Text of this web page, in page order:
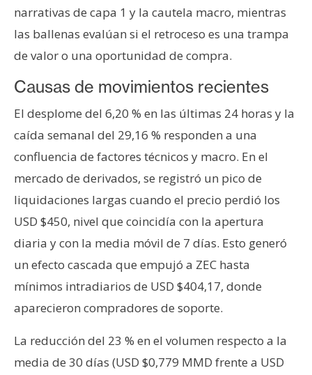
u
b
l
c
a
d
narrativas de capa 1 y la cautela macro, mientras
las ballenas evalúan si el retroceso es una trampa
de valor o una oportunidad de compra.
Causas de movimientos recientes
El desplome del 6,20 % en las últimas 24 horas y la
caída semanal del 29,16 % responden a una
confluencia de factores técnicos y macro. En el
mercado de derivados, se registró un pico de
liquidaciones largas cuando el precio perdió los
USD $450, nivel que coincidía con la apertura
diaria y con la media móvil de 7 días. Esto generó
un efecto cascada que empujó a ZEC hasta
mínimos intradiarios de USD $404,17, donde
aparecieron compradores de soporte.
La reducción del 23 % en el volumen respecto a la
media de 30 días (USD $0,779 MMD frente a USD